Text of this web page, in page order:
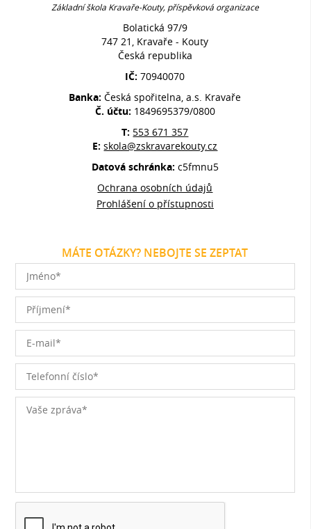
Základní škola Kravaře-Kouty, příspěvková organizace
Bolatická 97/9
747 21, Kravaře - Kouty
Česká republika
IČ:70940070
Banka:Česká spořitelna, a.s. Kravaře
Č. účtu: 1849695379/0800
T: 553 671 357
E:skola@zskravarekouty.cz
Datová schránka: c5fmnu5
Ochrana osobních údajů
Prohlášení o přístupnosti
MÁTE OTÁZKY? NEBOJTE SE ZEPTAT